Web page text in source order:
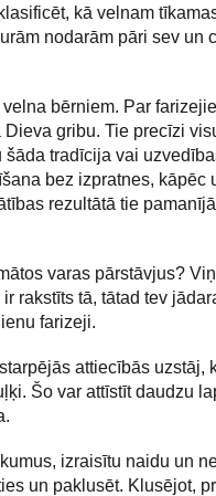
kā velnam
nodarām pāri sev un
bērniem. Par
gribu. Tie precīzi
tradīcija vai
bez izpratnes, kāpēc
rezultātā tie
varas pārstāvjus?
rakstīts tā, tātad tev
farizeji.
attiecībās uzstāj,
Šo var attīstīt daudzu
izraisītu naidu un
un paklusēt. Klusējot,